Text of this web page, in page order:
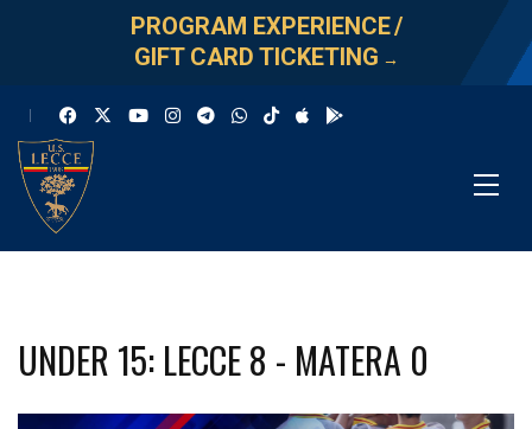
PROGRAM EXPERIENCE/
GIFT CARD TICKETING →
UNDER 15: LECCE 8 - MATERA 0